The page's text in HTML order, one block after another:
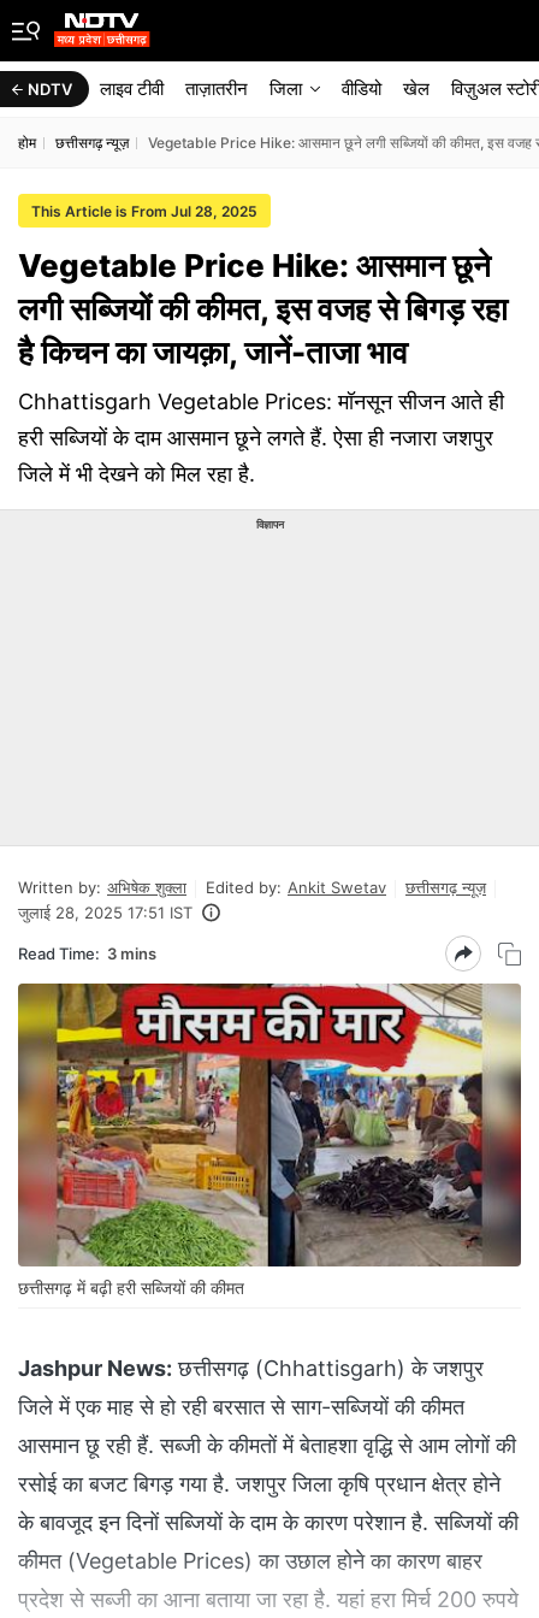
NDTV लाइव टीवी ताज़ातरीन जिला वीडियो खेल विज़ुअल
होम छत्तीसगढ़ न्यूज़ Vegetable Price Hike: आसमान छूने लगी सब्जियों की कीमत, इस वजह से
This Article is From Jul 28, 2025
Vegetable Price Hike: आसमान छूने
लगी सब्जियों की कीमत, इस वजह से बिगड़ रहा
है किचन का जायक़ा, जानें-ताजा भाव
Chhattisgarh Vegetable Prices: मॉनसून सीजन आते ही
हरी सब्जियों के दाम आसमान छूने लगते हैं. ऐसा ही नजारा जशपुर
जिले में भी देखने को मिल रहा है.
विज्ञापन
Written by: अभिषेक शुक्ला Edited by: Ankit Swetav
छत्तीसगढ़ न्यूज़
जुलाई 28, 2025 17:51 IST
Read Time: 3 mins
छत्तीसगढ़ में बढ़ी हरी सब्जियों की कीमत
Jashpur News: छत्तीसगढ़ (Chhattisgarh) के जशपुर
जिले में एक माह से हो रही बरसात से साग-सब्जियों की कीमत
आसमान छू रही हैं. सब्जी के कीमतों में बेताहशा वृद्धि से आम लोगों की
रसोई का बजट बिगड़ गया है. जशपुर जिला कृषि प्रधान क्षेत्र होने
के बावजूद इन दिनों सब्जियों के दाम के कारण परेशान है. सब्जियों की
कीमत (Vegetable Prices) का उछाल होने का कारण बाहर
प्रदेश से सब्जी का आना बताया जा रहा है. यहां हरा मिर्च 200 रुपये